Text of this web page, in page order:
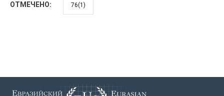
ОТМЕЧЕНО: 76(1)